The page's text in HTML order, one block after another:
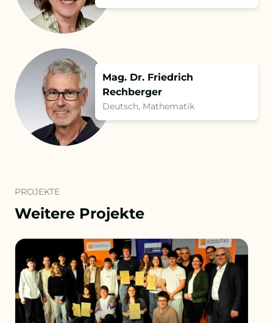
Mag. Dr. Friedrich
Rechberger
Deutsch, Mathematik
PROJEKTE
Weitere Projekte